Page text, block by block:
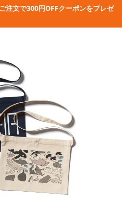
注文で300円OFFクーポンをプレゼ